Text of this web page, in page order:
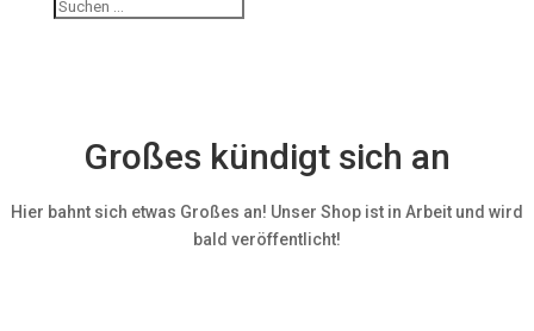
Großes kündigt sich an
Hier bahnt sich etwas Großes an! Unser Shop ist in Arbeit und wird
bald veröffentlicht!